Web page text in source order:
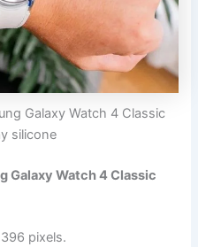
Galaxy Watch 4 Classic
silicone
Galaxy Watch 4 Classic
pixels.